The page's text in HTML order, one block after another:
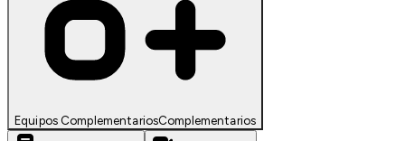
Equipos ComplementariosComplementarios